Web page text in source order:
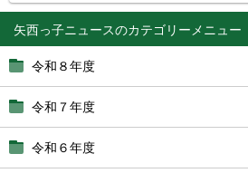
矢西っ子ニュース
令和８年度
令和７年度
令和６年度